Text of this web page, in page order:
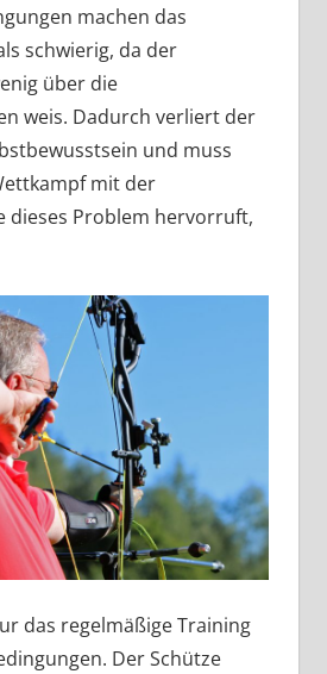
machen das
schwierig, da der
über die
weis. Dadurch verliert der
und muss
mit der
dieses Problem hervorruft,
das regelmäßige Training
Der Schütze